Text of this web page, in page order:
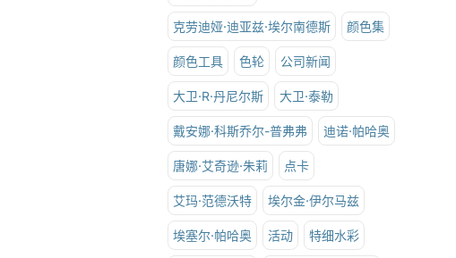
克劳迪娅·迪亚兹·埃尔南德斯 颜色集
颜色工具 色轮 公司新闻
大卫·R·丹尼尔斯 大卫·泰勒
戴安娜·科斯乔尔-普弗弗 迪诺·帕哈奥
唐娜·艾奇逊·朱莉 点卡
艾玛·范德沃特 埃尔金·伊尔马兹
埃塞尔·帕哈奥 活动 特细水彩